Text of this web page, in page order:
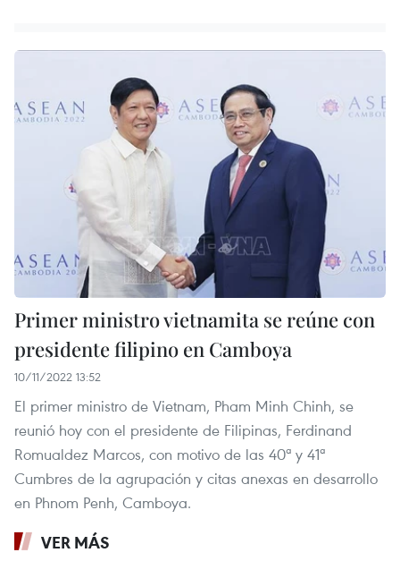
Primer ministro vietnamita se reúne con
presidente filipino en Camboya
10/11/2022 13:52
El primer ministro de Vietnam, Pham Minh Chinh, se
reunió hoy con el presidente de Filipinas, Ferdinand
Romualdez Marcos, con motivo de las 40ª y 41ª
Cumbres de la agrupación y citas anexas en desarrollo
en Phnom Penh, Camboya.
VER MÁS